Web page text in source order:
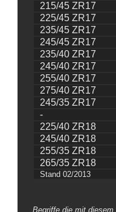
Stand 02/2013
215/45 ZR17
225/45 ZR17
235/45 ZR17
245/45 ZR17
235/40 ZR17
245/40 ZR17
255/40 ZR17
275/40 ZR17
245/35 ZR17
-
225/40 ZR18
245/40 ZR18
255/35 ZR18
265/35 ZR18
Begriffe die mit